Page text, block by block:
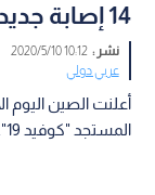
14 إصابة جديدة بفيروس كورونا في الصين
نشر :10:12 2020/5/10
عربي دولي
المستجد "كوفيد 19".